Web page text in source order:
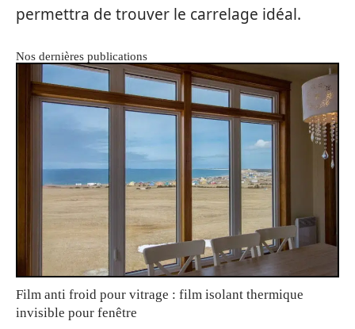
permettra de trouver le carrelage idéal.
Nos dernières publications
Film anti froid pour vitrage : film isolant thermique
invisible pour fenêtre